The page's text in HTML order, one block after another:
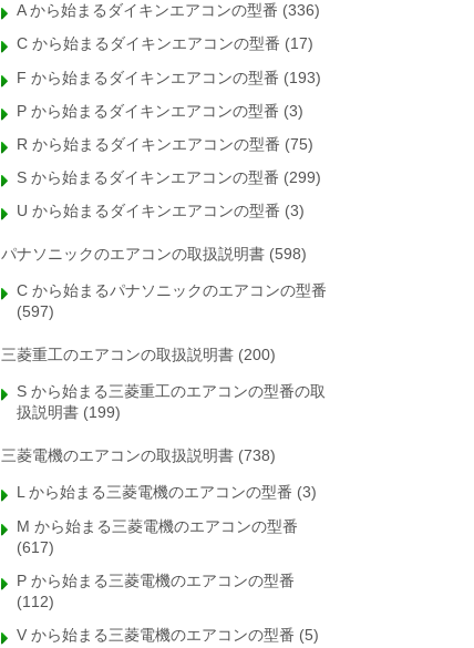
A から始まるダイキンエアコンの型番 (336)
C から始まるダイキンエアコンの型番 (17)
F から始まるダイキンエアコンの型番 (193)
P から始まるダイキンエアコンの型番 (3)
R から始まるダイキンエアコンの型番 (75)
S から始まるダイキンエアコンの型番 (299)
U から始まるダイキンエアコンの型番 (3)
パナソニックのエアコンの取扱説明書 (598)
C から始まるパナソニックのエアコンの型番
(597)
三菱重工のエアコンの取扱説明書 (200)
S から始まる三菱重工のエアコンの型番の取
扱説明書 (199)
三菱電機のエアコンの取扱説明書 (738)
L から始まる三菱電機のエアコンの型番 (3)
M から始まる三菱電機のエアコンの型番
(617)
P から始まる三菱電機のエアコンの型番
(112)
V から始まる三菱電機のエアコンの型番 (5)